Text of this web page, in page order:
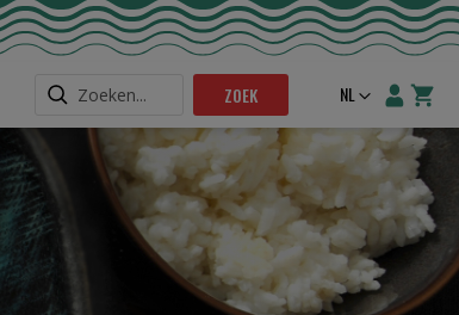
ZOEK Taal
NL